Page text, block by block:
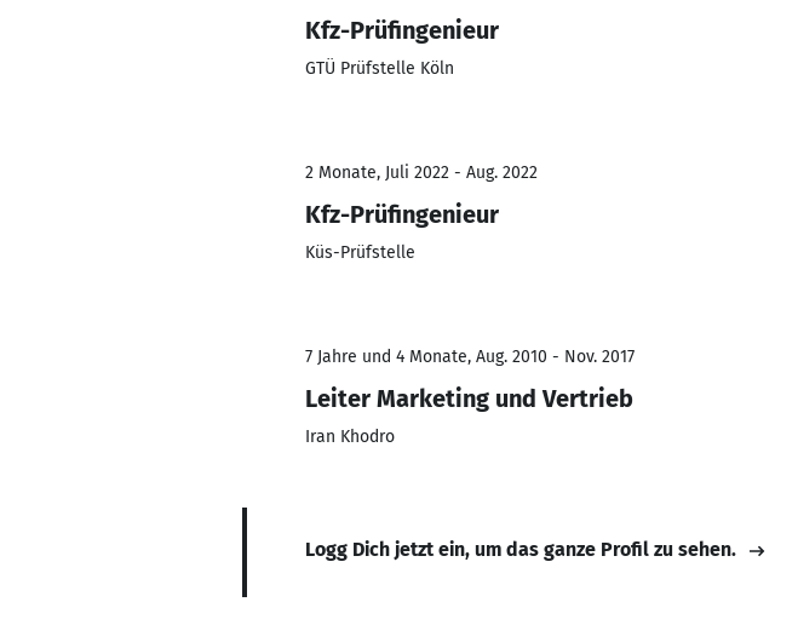
Kfz-Prüfingenieur
GTÜ Prüfstelle Köln
2 Monate, Juli 2022 - Aug. 2022
Kfz-Prüfingenieur
Küs-Prüfstelle
7 Jahre und 4 Monate, Aug. 2010 - Nov. 2017
Leiter Marketing und Vertrieb
Iran Khodro
Logg Dich jetzt ein, um das ganze Profil zu sehen.